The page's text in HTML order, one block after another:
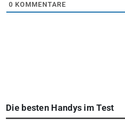
0 KOMMENTARE
Die besten Handys im Test